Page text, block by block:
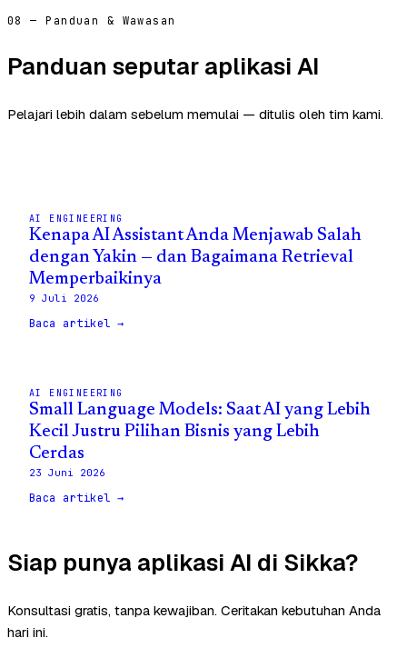
08 — Panduan & Wawasan
Panduan seputar aplikasi AI
Pelajari lebih dalam sebelum memulai — ditulis oleh tim kami.
AI ENGINEERING
Kenapa AI Assistant Anda Menjawab Salah
dengan Yakin — dan Bagaimana Retrieval
Memperbaikinya
9 Juli 2026
Baca artikel →
AI ENGINEERING
Small Language Models: Saat AI yang Lebih
Kecil Justru Pilihan Bisnis yang Lebih
Cerdas
23 Juni 2026
Baca artikel →
Siap punya aplikasi AI di Sikka?
Konsultasi gratis, tanpa kewajiban. Ceritakan kebutuhan Anda
hari ini.